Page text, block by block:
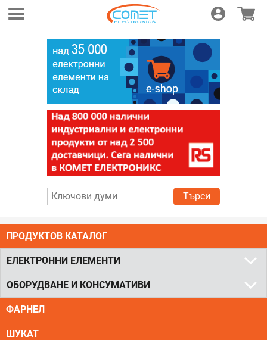
Логин
Търси
ПРОДУКТОВ КАТАЛОГ
ЕЛЕКТРОННИ ЕЛЕМЕНТИ
ОБОРУДВАНЕ И КОНСУМАТИВИ
ФАРНЕЛ
ШУКАТ